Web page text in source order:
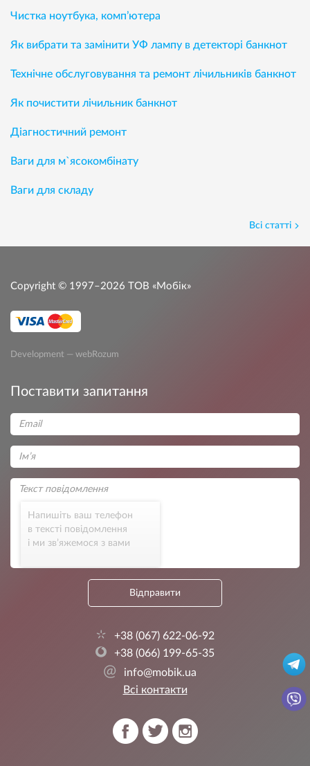
Чистка ноутбука, комп’ютера
Як вибрати та замінити УФ лампу в детекторі банкнот
Технічне обслуговування та ремонт лічильників банкнот
Як почистити лічильник банкнот
Діагностичний ремонт
Ваги для м`ясокомбінату
Ваги для складу
Всі статті
Copyright © 1997–2026 ТОВ «Мобік»
Development — webRozum
Поставити запитання
Напишіть ваш телефон
в тексті повідомлення
і ми зв’яжемося з вами
Відправити
+38 (067) 622-06-92
+38 (066) 199-65-35
@
info@mobik.ua
Всі контакти